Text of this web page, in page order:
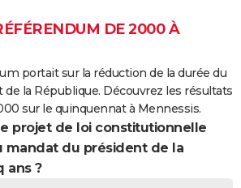
DE 2000 À
portait sur la réduction de la durée du
la République. Découvrez les résultats
sur le quinquennat à Mennessis.
projet de loi constitutionnelle
mandat du président de la
ans ?